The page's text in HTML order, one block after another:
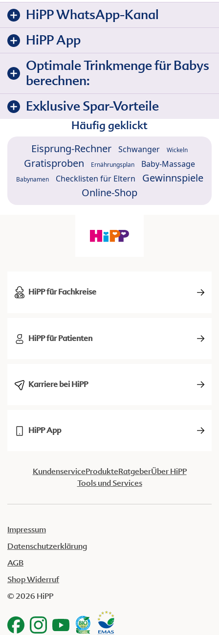
HiPP WhatsApp-Kanal
HiPP App
Optimale Trinkmenge für Babys
berechnen:
Exklusive Spar-Vorteile
Häufig geklickt
Eisprung-Rechner Schwanger Wickeln
Gratisproben Ernährungsplan Baby-Massage
Babynamen Checklisten für Eltern
Gewinnspiele
Online-Shop
HiPP für Fachkreise
HiPP für Patienten
Karriere bei HiPP
HiPP App
KundenserviceProdukteRatgeberÜber HiPP
Tools und Services
Impressum
Datenschutzerklärung
AGB
Shop Widerruf
© 2026 HiPP